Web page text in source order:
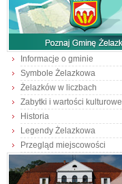
Informacje o gminie
Symbole Żelazkowa
Żelazków w liczbach
Zabytki i wartości kulturowe
Historia
Legendy Żelazkowa
Przegląd miejscowości